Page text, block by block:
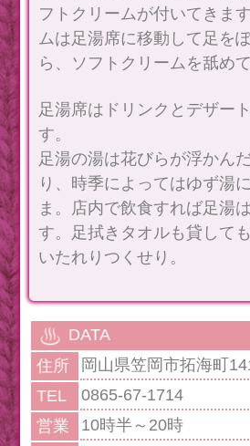
フトクリームが付いてきま
ムは足湯席に移動して足を
ら、ソフトクリームを舐め
足湯席はドリンクとデザー
す。
足湯の湯は花びらが浮かん
り、時季によってはゆず湯
ま。店内で飲食すれば足湯
す。足拭きタオルも貸して
いたれりつくせり。
DATA
住所
岡山県笠岡市拓海町
TEL
0865-67-1714
営業
10時半～20時